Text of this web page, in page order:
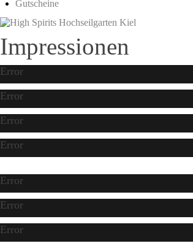
Gutscheine
Impressionen
Error
Error
Error
Error
Error
Error
Error